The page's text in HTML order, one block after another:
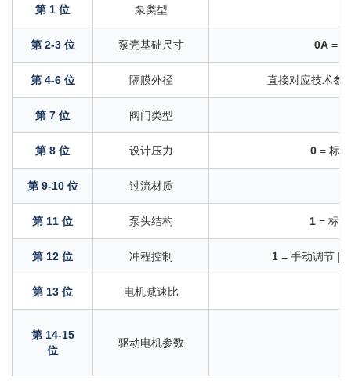
第 1 位 泵类型
第 2-3 位 泵壳基础尺寸 0A=
第 4-6 位 隔膜外径 直接对应技术参
第 7 位 阀门类型
第 8 位 设计压力 0= 标
第 9-10 位 过流材质
第 11 位 泵头结构 1= 标
第 12 位 冲程控制 1 = 手动调节 |
第 13 位 电机减速比
第 14-15
位
驱动电机参数